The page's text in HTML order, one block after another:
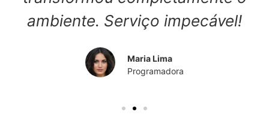
ambiente. Serviço impecável!
Maria Lima
Programadora